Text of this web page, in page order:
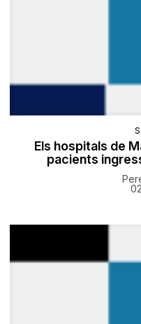
Els hospitals de
pacients